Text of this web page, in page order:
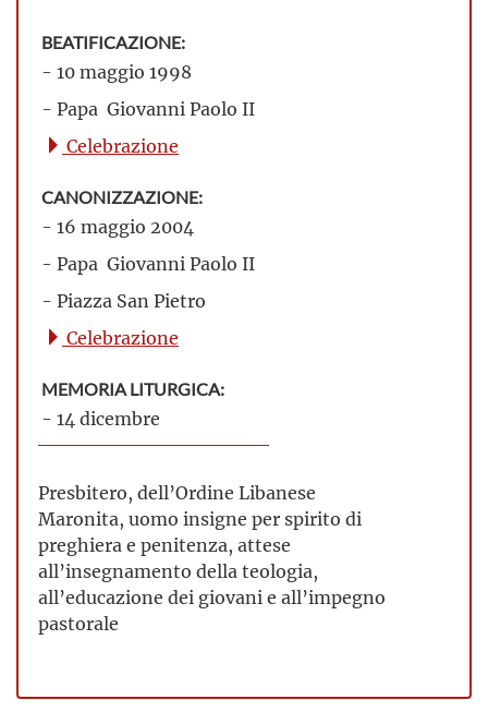
BEATIFICAZIONE:
- 10 maggio 1998
- Papa Giovanni Paolo II
Celebrazione
CANONIZZAZIONE:
- 16 maggio 2004
- Papa Giovanni Paolo II
- Piazza San Pietro
Celebrazione
MEMORIA LITURGICA:
- 14 dicembre
Presbitero, dell’Ordine Libanese
Maronita, uomo insigne per spirito di
preghiera e penitenza, attese
all’insegnamento della teologia,
all’educazione dei giovani e all’impegno
pastorale